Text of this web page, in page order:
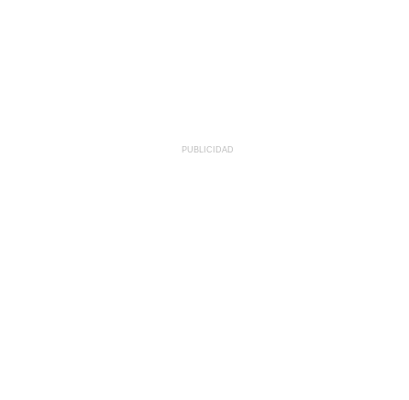
PUBLICIDAD